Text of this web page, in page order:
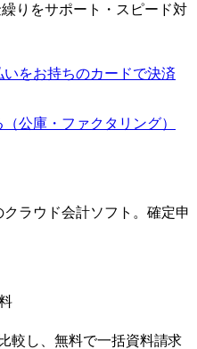
りをサポート・スピード対
をお持ちのカードで決済
公庫・ファクタリング）
ラウド会計ソフト。確定申
較し、無料で一括資料請求